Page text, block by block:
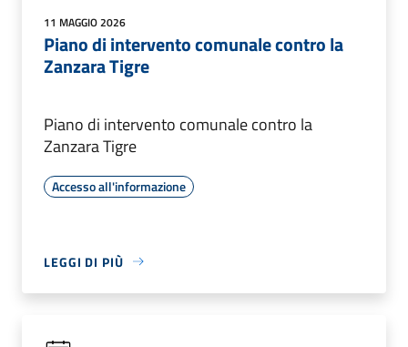
11 MAGGIO 2026
Piano di intervento comunale contro la
Zanzara Tigre
Piano di intervento comunale contro la
Zanzara Tigre
Accesso all'informazione
LEGGI DI PIÙ